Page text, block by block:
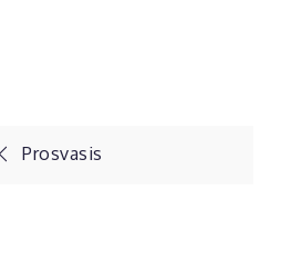
Prosvasis